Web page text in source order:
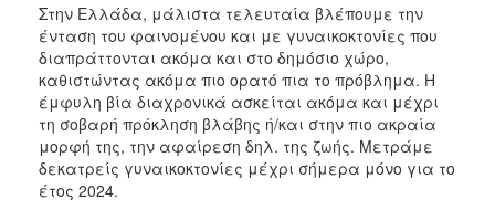
ΑΝΘΕΚΤΙΚΗ
ΠΟΛΗ
Στην Ελλάδα, μάλιστα τελευταία βλέπουμε την
ένταση του φαινομένου και με γυναικοκτονίες που
διαπράττονται ακόμα και στο δημόσιο χώρο,
καθιστώντας ακόμα πιο ορατό πια το πρόβλημα. Η
έμφυλη βία διαχρονικά ασκείται ακόμα και μέχρι
τη σοβαρή πρόκληση βλάβης ή/και στην πιο ακραία
μορφή της, την αφαίρεση δηλ. της ζωής. Μετράμε
δεκατρείς γυναικοκτονίες μέχρι σήμερα μόνο για το
έτος 2024.